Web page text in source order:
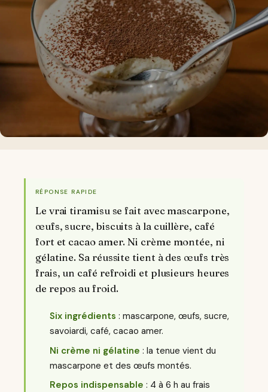
RÉPONSE RAPIDE
Le vrai tiramisu se fait avec mascarpone,
œufs, sucre, biscuits à la cuillère, café
fort et cacao amer. Ni crème montée, ni
gélatine. Sa réussite tient à des œufs très
frais, un café refroidi et plusieurs heures
de repos au froid.
Six ingrédients : mascarpone, œufs, sucre,
savoiardi, café, cacao amer.
Ni crème ni gélatine : la tenue vient du
mascarpone et des œufs montés.
Repos indispensable : 4 à 6 h au frais